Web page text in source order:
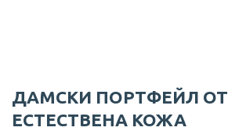
ДАМСКИ ПОРТФЕЙЛ ОТ
ЕСТЕСТВЕНА КОЖА